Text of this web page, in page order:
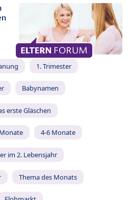
1. Trimester
Babynamen
erste Gläschen
4-6 Monate
im 2. Lebensjahr
Thema des Monats